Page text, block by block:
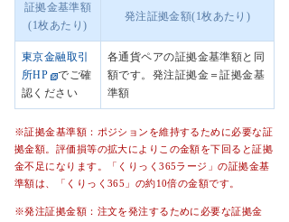
証拠金基準額
(1枚あたり)
発注証拠金額(1枚あたり)
東京金融取引
所HP
でご確
認ください
各通貨ペアの証拠金基準額と同
額です。発注証拠金＝証拠金基
準額
※証拠金基準額：ポジションを維持するために必要な証
拠金額。評価損等の拡大によりこの金額を下回ると証拠
金不足になります。「くりっく365ラージ」の証拠金基
準額は、「くりっく365」の約10倍の金額です。
※発注証拠金額：注文を発注するために必要な証拠金